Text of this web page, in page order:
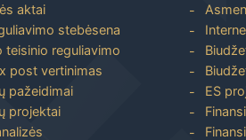
aktai
stebėsena
teisinio reguliavimo
post vertinimas
pažeidimai
projektai
ES